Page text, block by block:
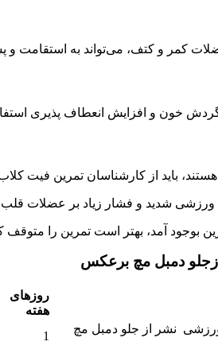
کمر و کتف، می‌تواند به استقامت و
خون و افزایش انعطاف پذیری
باید از کارشناسان تمرین فیت
ورزشی شدید و فشار زیاد بر عضلات
بوجود آمد، بهتر است تمرین را
ازجلو دمبل مچ برعکس
روزهای
هفته
نشر از جلو دمبل مچ
1